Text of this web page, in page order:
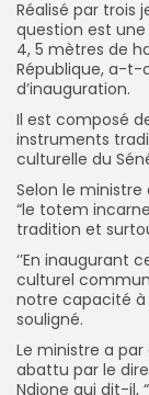
Réalisé par trois
question est
4, 5 mètres de
République, a-t-
d’inauguration.
Il est composé
instruments
culturelle du
Selon le
“le totem
tradition et
‘’En inaugurant
culturel
notre capacité à
souligné.
Le ministre a par
abattu par le
Ndione qui dit-il,